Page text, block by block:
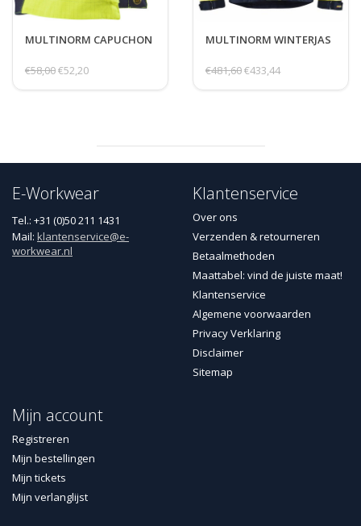
MULTINORM CAPUCHON
€58,00€52,20
MULTINORM WINTERJAS
€481,60€433,44
E-Workwear
Tel.: +31 (0)50 211 1431
Mail: klantenservice@e-
workwear.nl
Klantenservice
Over ons
Verzenden & retourneren
Betaalmethoden
Maattabel: vind de juiste maat!
Klantenservice
Algemene voorwaarden
Privacy Verklaring
Disclaimer
Sitemap
Mijn account
Registreren
Mijn bestellingen
Mijn tickets
Mijn verlanglijst